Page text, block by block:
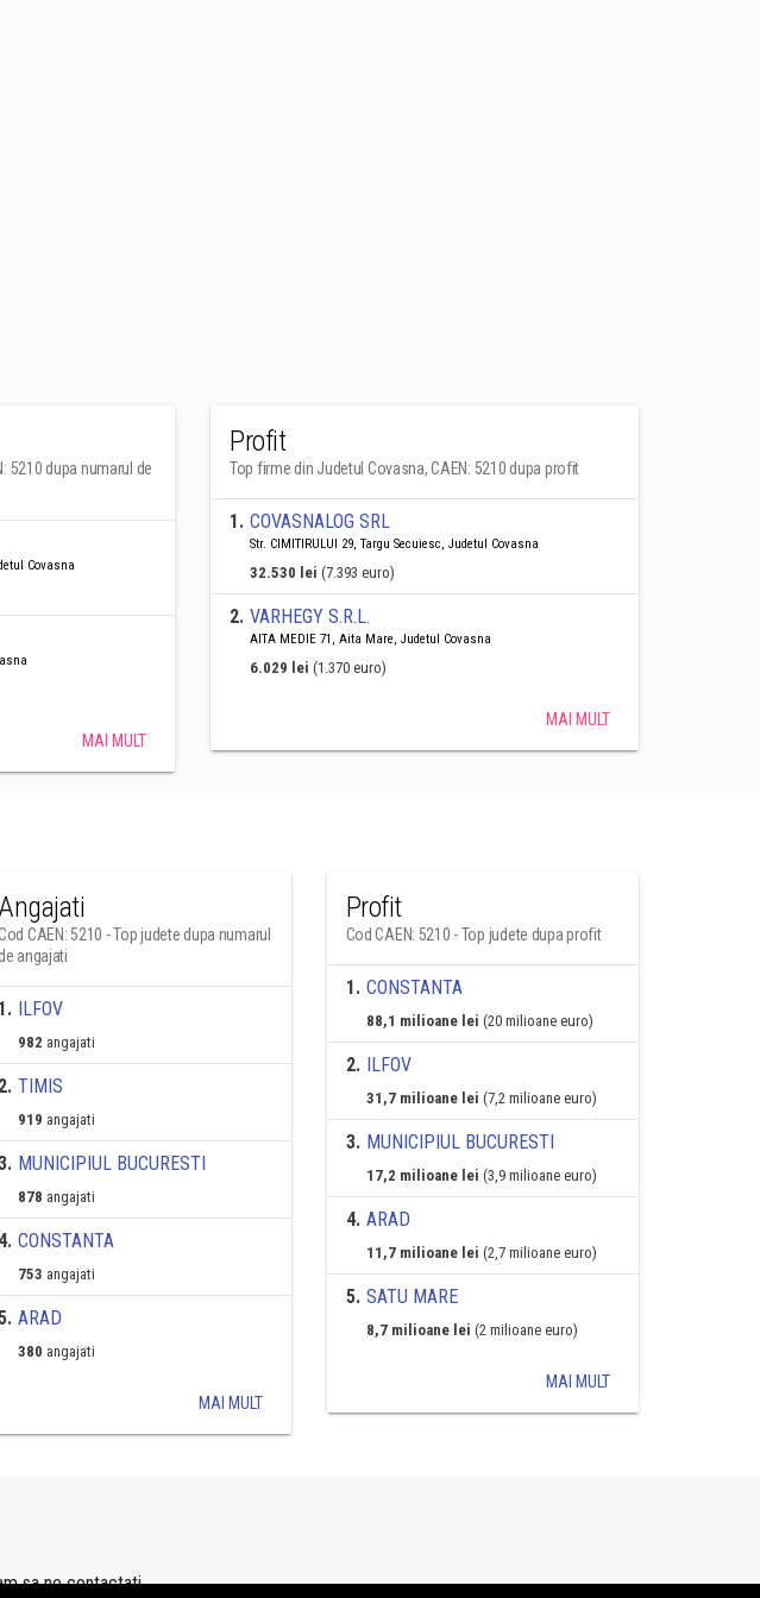
5210 dupa numarul de
Covasna
MAI MULT
Profit
Top firme din Judetul Covasna, CAEN: 5210 dupa profit
1. COVASNALOG SRL
Str. CIMITIRULUI 29, Targu Secuiesc, Judetul Covasna
32.530 lei (7.393 euro)
2. VARHEGY S.R.L.
AITA MEDIE 71, Aita Mare, Judetul Covasna
6.029 lei (1.370 euro)
MAI MULT
CAEN: 5210 - Top judete dupa numarul
angajati
1. ILFOV
982 angajati
2. TIMIS
919 angajati
. MUNICIPIUL BUCURESTI
878 angajati
4. CONSTANTA
753 angajati
. ARAD
380 angajati
MAI MULT
Profit
Cod CAEN: 5210 - Top judete dupa profit
1. CONSTANTA
88,1 milioane lei (20 milioane euro)
2. ILFOV
31,7 milioane lei (7,2 milioane euro)
3. MUNICIPIUL BUCURESTI
17,2 milioane lei (3,9 milioane euro)
4. ARAD
11,7 milioane lei (2,7 milioane euro)
5. SATU MARE
8,7 milioane lei (2 milioane euro)
MAI MULT
sa ne contactati